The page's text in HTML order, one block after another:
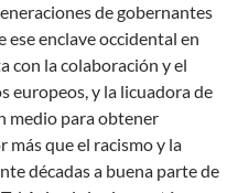
de gobernantes
ese enclave occidental en
con la colaboración y el
europeos, y la licuadora de
medio para obtener
que el racismo y la
décadas a buena parte de